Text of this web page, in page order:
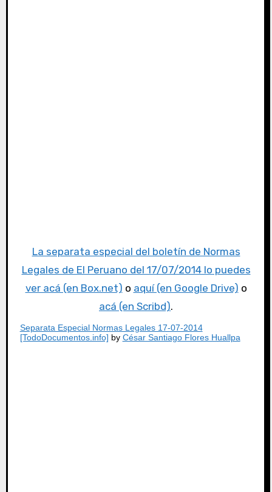
La separata especial del boletín de Normas
Legales de El Peruano del 17/07/2014 lo puedes
ver acá (en Box.net) o aquí (en Google Drive) o
acá (en Scribd).
Separata Especial Normas Legales 17-07-2014
[TodoDocumentos.info] by César Santiago Flores Huallpa